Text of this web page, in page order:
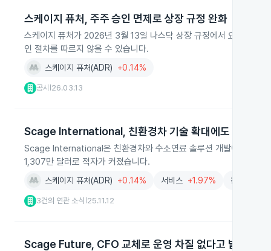
스케이지 퓨처, 주주 승인 면제로 상장 규정 완화
스케이지 퓨처가 2026년 3월 13일 나스닥 상장 규정에서 요구하는
인 절차를 따르지 않을 수 있습니다.
스케이지 퓨처(ADR) +0.14%
공시 26.03.13
Scage International, 친환경차 기술 확대에도 2025년
Scage International은 친환경차와 수소연료 솔루션 개발에 집중하
1,307만 달러로 적자가 커졌습니다.
스케이지 퓨처(ADR) +0.14% 서비스 +1.97% 친환경
3건의 연관 소식 25.11.12
Scage Future, CFO 교체로 운영 차질 없다고 발표